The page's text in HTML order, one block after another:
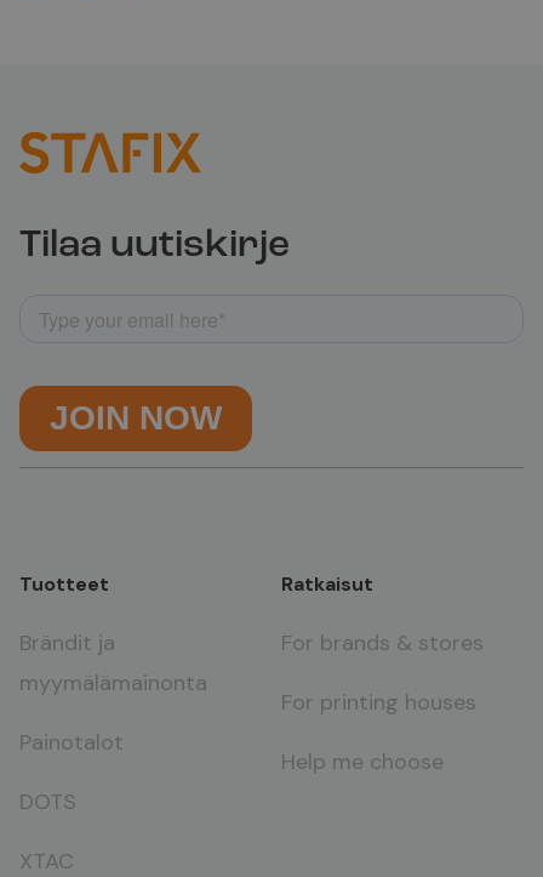
Tilaa uutiskirje
Tuotteet
Brändit ja
myymälämainonta
Painotalot
DOTS
XTAC
Ratkaisut
For brands & stores
For printing houses
Help me choose